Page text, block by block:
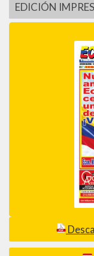
EDICIÓN